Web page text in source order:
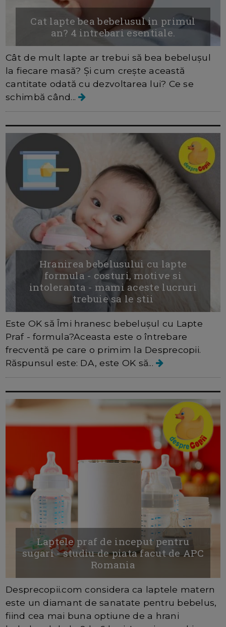
Cat lapte bea bebelusul in primul
an? 4 intrebari esentiale.
Cât de mult lapte ar trebui să bea bebelușul
la fiecare masă? Și cum crește această
cantitate odată cu dezvoltarea lui? Ce se
schimbă când...
Hranirea bebelusului cu lapte
formula - costuri, motive si
intoleranta - mami aceste lucruri
trebuie sa le stii
Este OK să Îmi hranesc bebeluşul cu Lapte
Praf - formula?Aceasta este o întrebare
frecventă pe care o primim la Desprecopii.
Răspunsul este: DA, este OK să...
Laptele praf de inceput pentru
sugari - studiu de piata facut de APC
Romania
Desprecopii.com considera ca laptele matern
este un diamant de sanatate pentru bebelus,
fiind cea mai buna optiune de a hrani